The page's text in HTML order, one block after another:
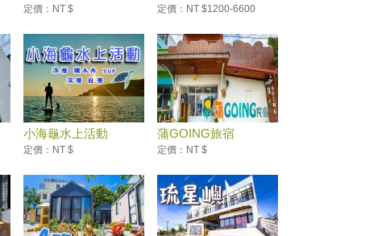
定價：NT $ 定價：NT $1200-6600
小海龜水上活動
定價：NT $
蒲GOING旅宿
定價：NT $